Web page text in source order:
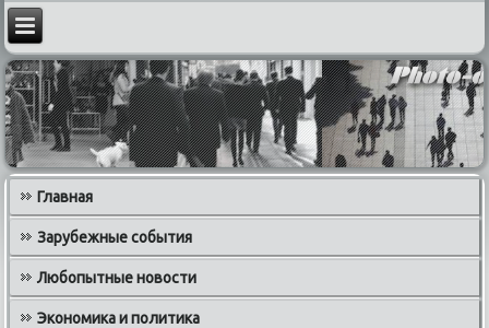
Главная
Зарубежные события
Любопытные новости
Экономика и политика